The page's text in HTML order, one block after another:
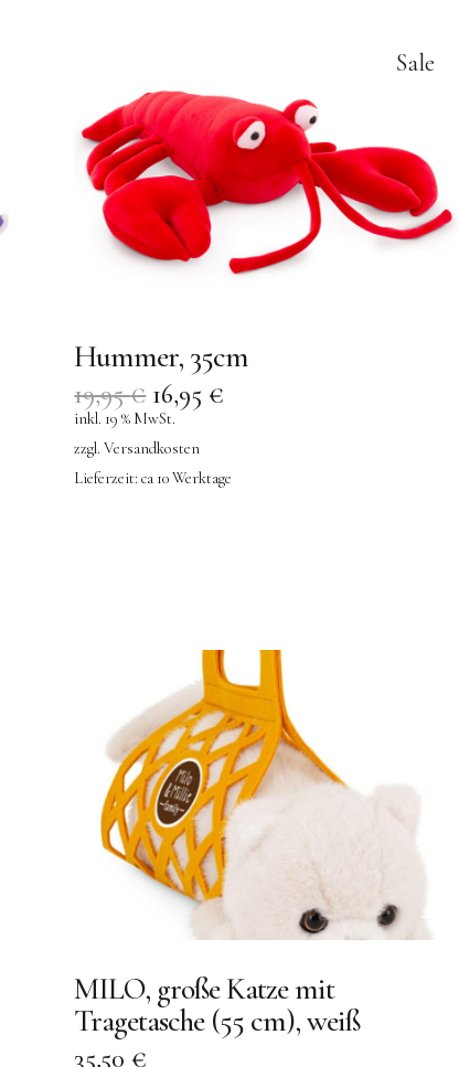
Sale
Hummer, 35cm
19,95€ 16,95 €
inkl. 19 % MwSt.
zzgl.Versandkosten
Lieferzeit:ca 10 Werktage
MILO, große Katze mit
Tragetasche (55 cm), weiß
35,50 €